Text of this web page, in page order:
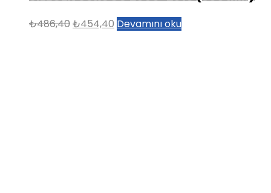
₺486,40Orijinal
₺454,40 Şu
Devamını oku